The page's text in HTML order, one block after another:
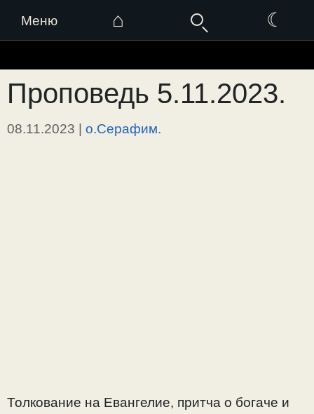
Меню ⌂ ☾
к
содержимому
Проповедь 5.11.2023.
08.11.2023 | о.Серафим.
Толкование на Евангелие, притча о богаче и